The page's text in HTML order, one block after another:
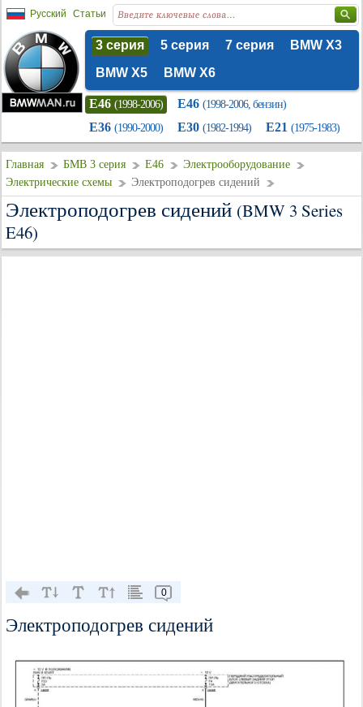
Русский Статьи
3 серия 5 серия 7 серия
BMW X3
BMW X5
BMW X6
E46 (1998-2006) E46 (1998-2006, бензин)
E36 (1990-2000) E30 (1982-1994) E21 (1975-1983)
Главная БМВ 3 серия E46
Электрооборудование
Электрические схемы
Электроподогрев сидений
Электроподогрев сидений (BMW 3 Series
E46)
0
Электроподогрев сидений